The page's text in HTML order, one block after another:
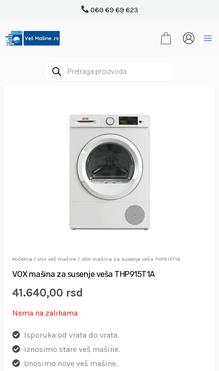
sadržaj
060 69 69 623
search
Početna / Vox veš mašine/ VOX mašina za susenje veša THP915T1A
VOX mašina za susenje veša THP915T1A
41.640,00 rsd
Nema na zalihama
Isporuka od vrata do vrata.
Iznosimo stare veš mašine.
Unosimo nove veš mašine.